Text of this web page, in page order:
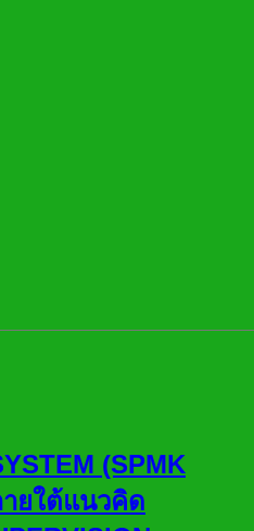
(SPMK
ยใต้แนวคิด